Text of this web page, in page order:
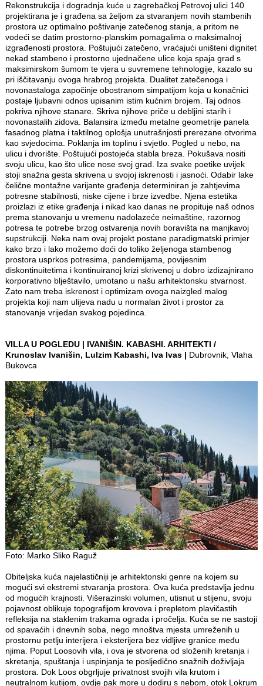
Rekonstrukcija i dogradnja kuće u zagrebačkoj Petrovoj ulici 140
projektirana je i građena sa željom za stvaranjem novih stambenih
prostora uz optimalno poštivanje zatečenog stanja, a pritom ne
vodeći se datim prostorno-planskim pomagalima o maksimalnoj
izgrađenosti prostora. Poštujući zatečeno, vraćajući uništeni dignitet
nekad stambeno i prostorno ujednačene ulice koja spaja grad s
maksimirskom šumom te vjera u suvremene tehnologije, kazalo su
pri iščitavanju ovoga hrabrog projekta. Dualitet zatečenoga i
novonastaloga započinje obostranom simpatijom koja u konačnici
postaje ljubavni odnos upisanim istim kućnim brojem. Taj odnos
pokriva njihove stanare. Skriva njihove priče u debljini starih i
novonastalih zidova. Balansira između metalne geometrije panela
fasadnog platna i taktilnog oplošja unutrašnjosti prerezane otvorima
kao svjedocima. Poklanja im toplinu i svjetlo. Pogled u nebo, na
ulicu i dvorište. Poštujući postojeća stabla breza. Pokušava nositi
svoju ulicu, kao što ulice nose svoj grad. Iza svake poetike uvijek
stoji snažna gesta skrivena u svojoj iskrenosti i jasnoći. Odabir lake
čelične montažne varijante građenja determiniran je zahtjevima
potresne stabilnosti, niske cijene i brze izvedbe. Njena estetika
proizlazi iz etike građenja i nikad kao danas ne propituje naš odnos
prema stanovanju u vremenu nadolazeće neimaštine, razornog
potresa te potrebe brzog ostvarenja novih boravišta na manjkavoj
supstrukciji. Neka nam ovaj projekt postane paradigmatski primjer
kako brzo i lako možemo doći do toliko željenoga stambenog
prostora usprkos potresima, pandemijama, povijesnim
diskontinuitetima i kontinuiranoj krizi skrivenoj u dobro izdizajnirano
korporativno blještavilo, umotano u našu arhitektonsku stvarnost.
Zato nam treba iskrenost i optimizam ovoga naizgled malog
projekta koji nam ulijeva nadu u normalan život i prostor za
stanovanje vrijedan svakog pojedinca.
VILLA U POGLEDU | IVANIŠIN. KABASHI. ARHITEKTI /
Krunoslav Ivanišin, Lulzim Kabashi, Iva Ivas | Dubrovnik, Vlaha
Bukovca
Foto: Marko Sliko Raguž
Obiteljska kuća najelastičniji je arhitektonski genre na kojem su
mogući svi ekstremi stvaranja prostora. Ova kuća predstavlja jednu
od mogućih krajnosti. Višerazinski volumen, utisnut u stijenu, svoju
pojavnost oblikuje topografijom krovova i prepletom plavičastih
refleksija na staklenim trakama ograda i pročelja. Kuća se ne sastoji
od spavaćih i dnevnih soba, nego mnoštva mjesta umreženih u
prostornu petlju interijera i eksterijera bez vidljive granice među
njima. Poput Loosovih vila, i ova je stvorena od složenih kretanja i
skretanja, spuštanja i uspinjanja te posljedično snažnih doživljaja
prostora. Dok Loos obgrljuje privatnost svojih vila krutom i
neutralnom kutijom, ovdje pak more u dodiru s nebom, otok Lokrum